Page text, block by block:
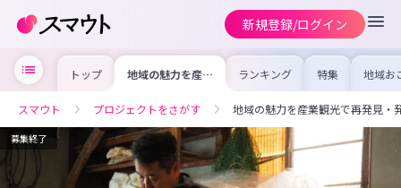
新規登録/ログイン
トップ 地域の魅力を産業
観光で再発見・発
ィネーター募集！
ランキング 特集 地域お
の求
を集め
事内容
を比較
合った
けよう
スマウト プロジェクトをさがす 地域の魅力を産業観光で再発見・
募集終了